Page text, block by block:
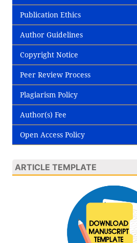
Publication Ethics
Author Guidelines
Copyright Notice
Peer Review Process
Plagiarism Policy
Author(s) Fee
Open Access Policy
ARTICLE TEMPLATE